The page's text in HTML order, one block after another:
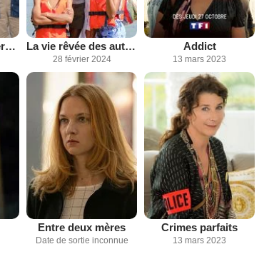
Au cœur de nos terres La vie rêvée des autres
28 février 2024
Addict
13 mars 2023
Entre deux mères
Date de sortie inconnue
Crimes parfaits
13 mars 2023